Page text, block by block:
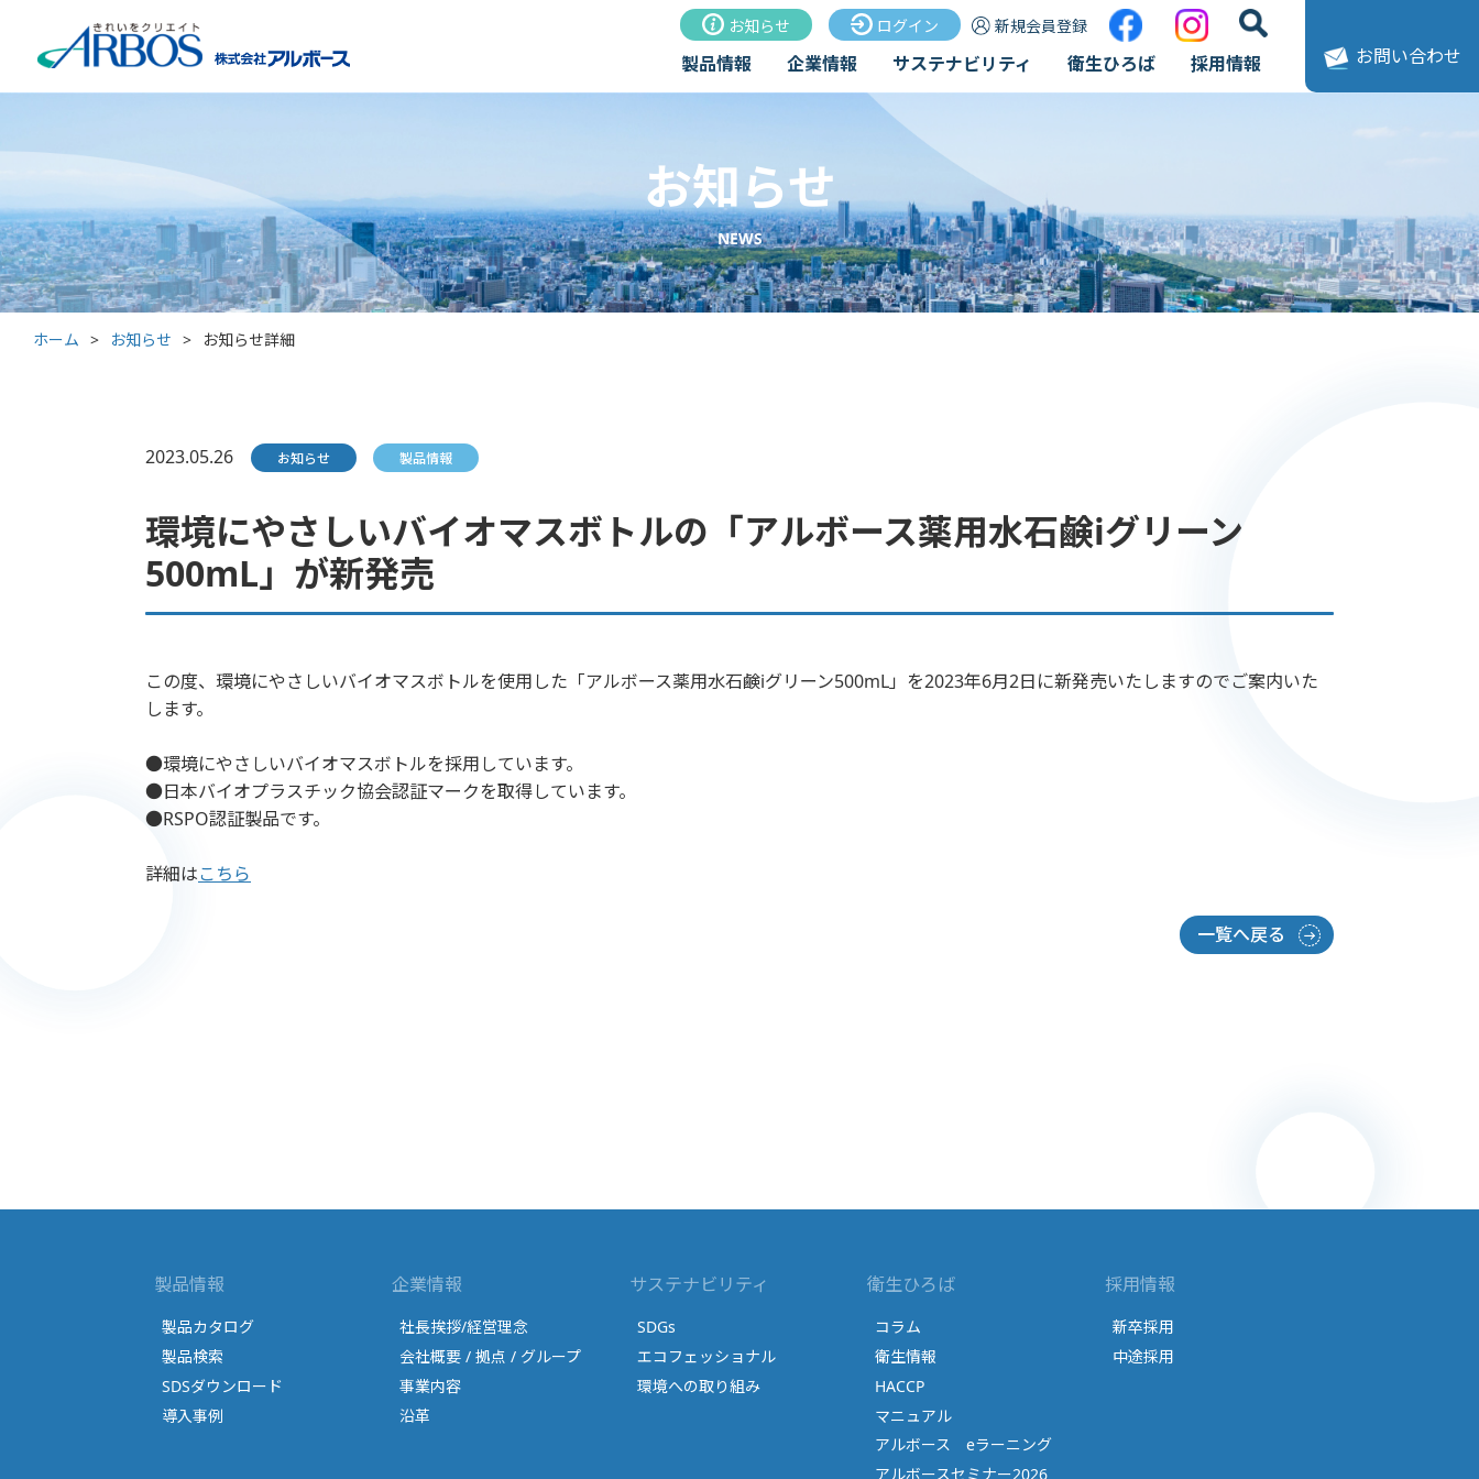
お知らせ ログイン 新規会員登録
製品情報 企業情報 サステナビリティ 衛生ひろば 採用情報 お問い合わせ
お知らせ
NEWS
ホーム > お知らせ > お知らせ詳細
2023.05.26 お知らせ 製品情報
環境にやさしいバイオマスボトルの「アルボース薬用水石鹸iグリーン
500mL」が新発売
この度、環境にやさしいバイオマスボトルを使用した「アルボース薬用水石鹸iグリーン500mL」を2023年6月2日に新発売いたしますのでご案内いた
します。
●環境にやさしいバイオマスボトルを採用しています。
●日本バイオプラスチック協会認証マークを取得しています。
●RSPO認証製品です。
詳細はこちら
一覧へ戻る
製品情報
製品カタログ
製品検索
SDSダウンロード
導入事例
企業情報
社長挨拶/経営理念
会社概要 / 拠点 / グループ
事業内容
沿革
サステナビリティ
SDGs
エコフェッショナル
環境への取り組み
衛生ひろば
コラム
衛生情報
HACCP
マニュアル
アルボース eラーニング
アルボースセミナー2026
採用情報
新卒採用
中途採用